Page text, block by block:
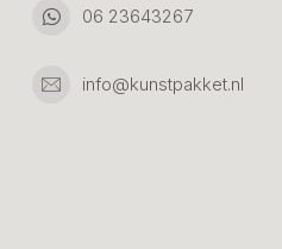
06 23643267
info@kunstpakket.nl